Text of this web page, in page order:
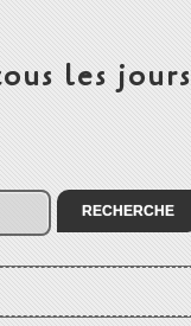
les jours